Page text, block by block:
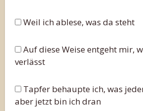
Weil ich ablese, was da steht
Auf diese Weise entgeht mir,
verlässt
Tapfer behaupte ich, was
aber jetzt bin ich dran